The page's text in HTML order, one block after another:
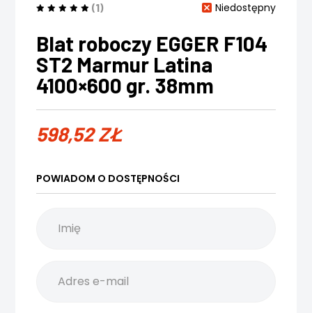
(1) Niedostępny
Blat roboczy EGGER F104
ST2 Marmur Latina
4100×600 gr. 38mm
598,52ZŁ
POWIADOM O DOSTĘPNOŚCI